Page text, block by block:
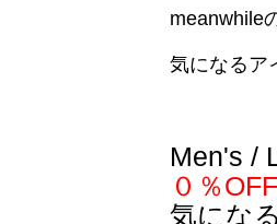
meanwhile
気になるア
Men's /
０％OFF
気にな